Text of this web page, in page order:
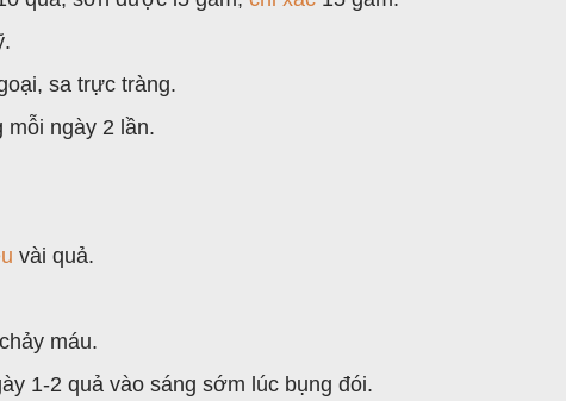
sa trực tràng.
mỗi ngày 2 lần.
vài quả.
máu.
1-2 quả vào sáng sớm lúc bụng đói.